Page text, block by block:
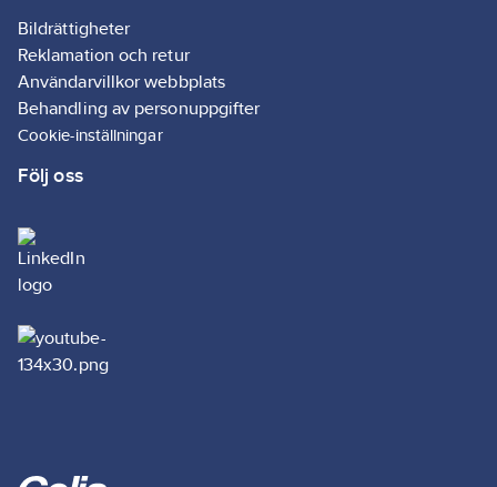
Bildrättigheter
Reklamation och retur
Användarvillkor webbplats
Behandling av personuppgifter
Cookie-inställningar
Följ oss